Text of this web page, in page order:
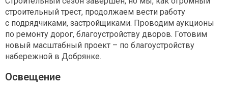
строительный трест, продолжаем вести работу
с подрядчиками, застройщиками. Проводим аукционы
по ремонту дорог, благоустройству дворов. Готовим
новый масштабный проект – по благоустройству
набережной в Добрянке.
Освещение